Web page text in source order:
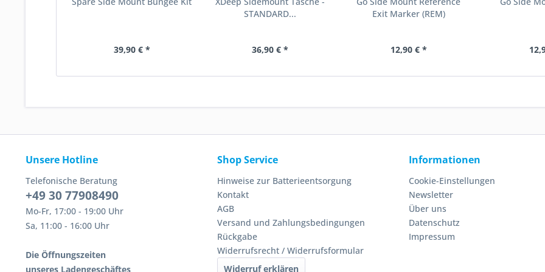
39,90 € *
STANDARD...
36,90 € *
Exit Marker (REM)
12,90 € *
Unsere Hotline
Telefonische Beratung
+49 30 77908490
Mo-Fr, 17:00 - 19:00 Uhr
Sa, 11:00 - 16:00 Uhr
Die Öffnungszeiten
unseres Ladengeschäftes
Shop Service
Hinweise zur Batterieentsorgung
Kontakt
AGB
Versand und Zahlungsbedingungen
Rückgabe
Widerrufsrecht / Widerrufsformular
Widerruf erklären
Informationen
Cookie-Einstellungen
Newsletter
Über uns
Datenschutz
Impressum